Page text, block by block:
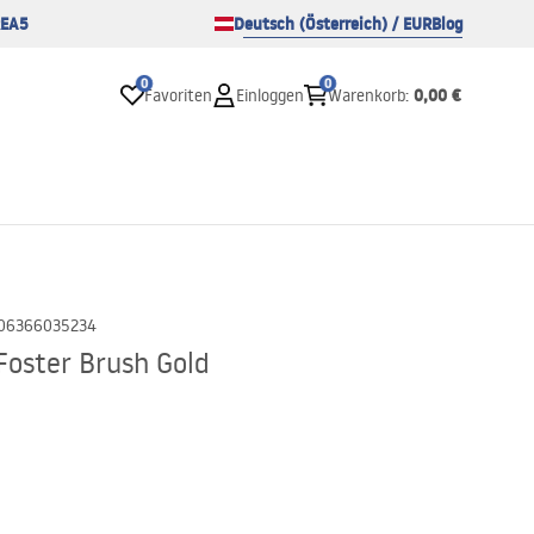
Deutsch (Österreich) / EURBlog
0
Favoriten Einloggen
0
Warenkorb: 0,00 €
Brush Gold